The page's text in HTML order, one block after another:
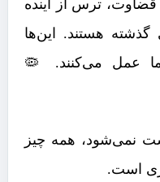
قضاوت، ترس از آینده
هستند. این‌ها
ما عمل می‌کنند. 🦠
نمی‌شود، همه چیز
است.